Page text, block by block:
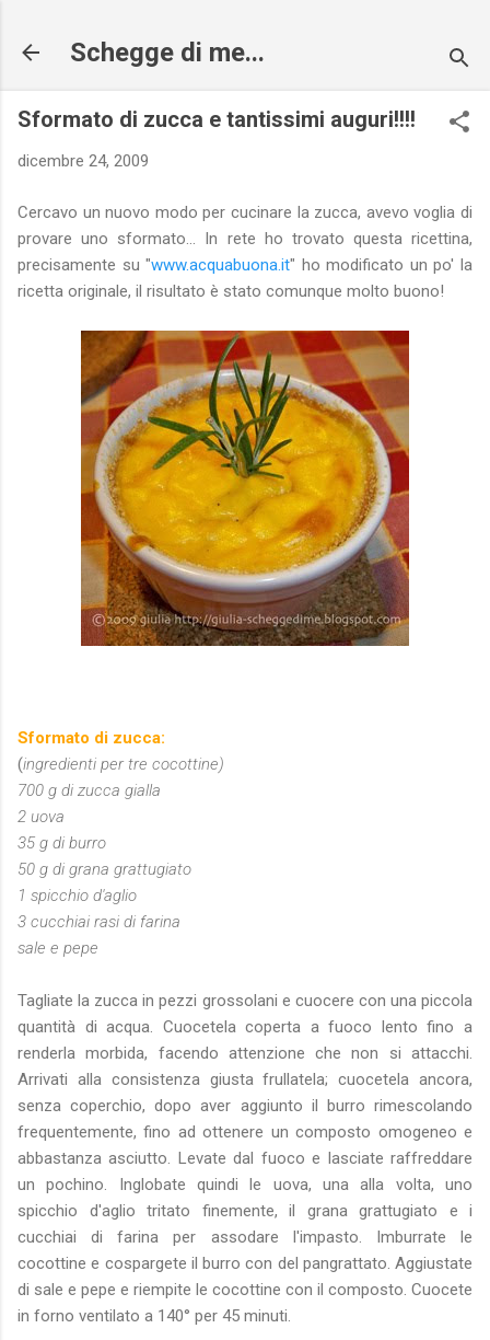
Schegge di me...
Sformato di zucca e tantissimi auguri!!!!
dicembre 24, 2009
Cercavo un nuovo modo per cucinare la zucca, avevo voglia di
provare uno sformato... In rete ho trovato questa ricettina,
precisamente su "www.acquabuona.it" ho modificato un po' la
ricetta originale, il risultato è stato comunque molto buono!
Sformato di zucca:
(ingredienti per tre cocottine)
700 g di zucca gialla
2 uova
35 g di burro
50 g di grana grattugiato
1 spicchio d'aglio
3 cucchiai rasi di farina
sale e pepe
Tagliate la zucca in pezzi grossolani e cuocere con una piccola
quantità di acqua. Cuocetela coperta a fuoco lento fino a
renderla morbida, facendo attenzione che non si attacchi.
Arrivati alla consistenza giusta frullatela; cuocetela ancora,
senza coperchio, dopo aver aggiunto il burro rimescolando
frequentemente, fino ad ottenere un composto omogeneo e
abbastanza asciutto. Levate dal fuoco e lasciate raffreddare
un pochino. Inglobate quindi le uova, una alla volta, uno
spicchio d'aglio tritato finemente, il grana grattugiato e i
cucchiai di farina per assodare l'impasto. Imburrate le
cocottine e cospargete il burro con del pangrattato. Aggiustate
di sale e pepe e riempite le cocottine con il composto. Cuocete
in forno ventilato a 140° per 45 minuti.